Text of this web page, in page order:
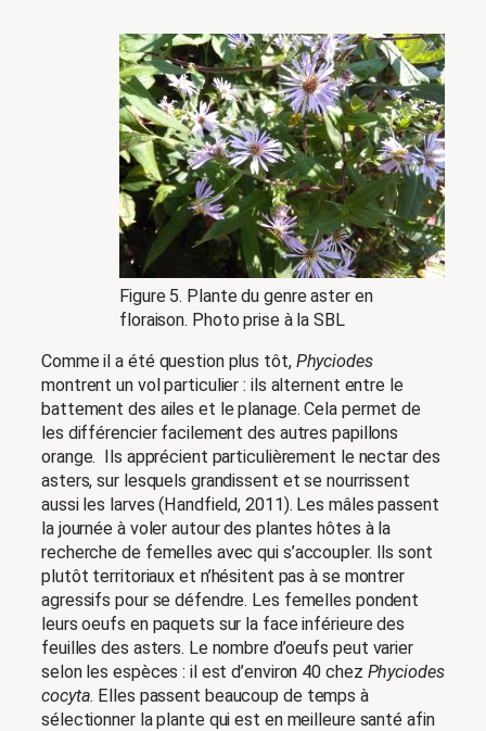
Figure 5. Plante du genre aster en
floraison. Photo prise à la SBL
Comme il a été question plus tôt, Phyciodes
montrent un vol particulier : ils alternent entre le
battement des ailes et le planage. Cela permet de
les différencier facilement des autres papillons
orange. Ils apprécient particulièrement le nectar des
asters, sur lesquels grandissent et se nourrissent
aussi les larves (Handfield, 2011). Les mâles passent
la journée à voler autour des plantes hôtes à la
recherche de femelles avec qui s’accoupler. Ils sont
plutôt territoriaux et n’hésitent pas à se montrer
agressifs pour se défendre. Les femelles pondent
leurs oeufs en paquets sur la face inférieure des
feuilles des asters. Le nombre d’oeufs peut varier
selon les espèces : il est d’environ 40 chez Phyciodes
cocyta. Elles passent beaucoup de temps à
sélectionner la plante qui est en meilleure santé afin